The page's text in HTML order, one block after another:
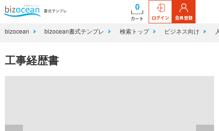
0
カート ログイン 会員登録
bizocean bizocean書式テンプレ 検索トップ ビジネス向け
工事経歴書